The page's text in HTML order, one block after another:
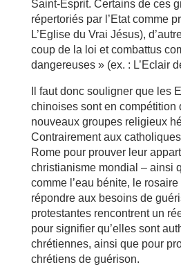
Saint-Esprit. Certains de ces
répertoriés par l’Etat comme
L’Eglise du Vrai Jésus),
coup de la loi et combattus
dangereuses » (ex. : L’Eclair
Il faut donc souligner que les
chinoises sont en compétition
nouveaux groupes religieux
Contrairement aux
Rome pour prouver leur
christianisme mondial – ainsi
comme l’eau bénite, le
répondre aux besoins de
protestantes rencontrent un
pour signifier qu’elles sont
chrétiennes, ainsi que pour
chrétiens de guérison.